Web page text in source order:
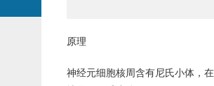
原理
神经元细胞核周含有尼氏小体，